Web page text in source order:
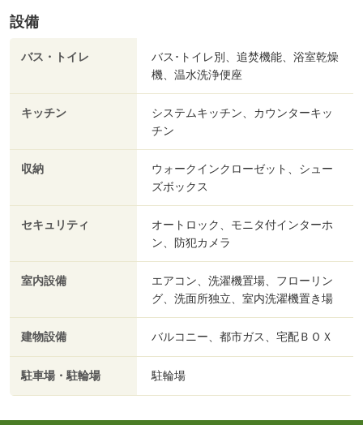
設備
バス・トイレ
バス･トイレ別、追焚機能、浴室乾燥
機、温水洗浄便座
キッチン
システムキッチン、カウンターキッ
チン
収納
ウォークインクローゼット、シュー
ズボックス
セキュリティ
オートロック、モニタ付インターホ
ン、防犯カメラ
室内設備
エアコン、洗濯機置場、フローリン
グ、洗面所独立、室内洗濯機置き場
建物設備 バルコニー、都市ガス、宅配ＢＯＸ
駐車場・駐輪場 駐輪場